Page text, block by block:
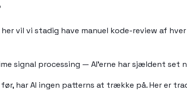
vil vi stadig have manuel kode-review af
signal processing — AI'erne har sjældent set
har AI ingen patterns at trække på. Her er